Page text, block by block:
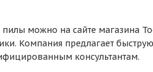
можно на сайте магазина
Компания предлагает
консультантам.